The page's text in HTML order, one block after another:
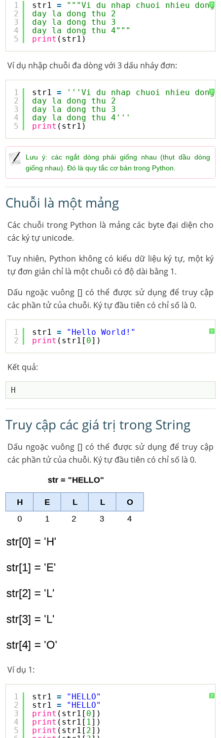
?
1
2
3
4
5
str1 =
"""Vi du nhap chuoi nhieu dong
day la dong thu 2
day la dong thu 3
day la dong thu 4"""
print (str1)
Ví dụ nhập chuỗi đa dòng với 3 dấu nháy đơn:
?
1
2
3
4
5
str1 =
'''Vi du nhap chuoi nhieu dong
day la dong thu 2
day la dong thu 3
day la dong thu 4'''
print (str1)
Lưu ý: các ngắt dòng phải giống nhau (thụt dầu dòng
giống nhau). Đó là quy tắc cơ bản trong Python.
Chuỗi là một mảng
Các chuỗi trong Python là mảng các byte đại diện cho
các ký tự unicode.
Tuy nhiên, Python không có kiểu dữ liệu ký tự, một ký
tự đơn giản chỉ là một chuỗi có độ dài bằng 1.
Dấu ngoặc vuông [] có thể được sử dụng để truy cập
các phần tử của chuỗi. Ký tự đầu tiên có chỉ số là 0.
?
1
2
str1 =
"Hello World!"
print (str1[ 0])
Kết quả:
Truy cập các giá trị trong String
Dấu ngoặc vuông [] có thể được sử dụng để truy cập
các phần tử của chuỗi. Ký tự đầu tiên có chỉ số là 0.
Ví dụ 1:
?
1
2
3
4
5
str1 =
"HELLO"
str1 =
"HELLO"
print (str1[ 0])
print (str1[ 1])
print (str1[ 2])